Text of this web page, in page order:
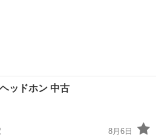
ッドホン 中古
8月6日